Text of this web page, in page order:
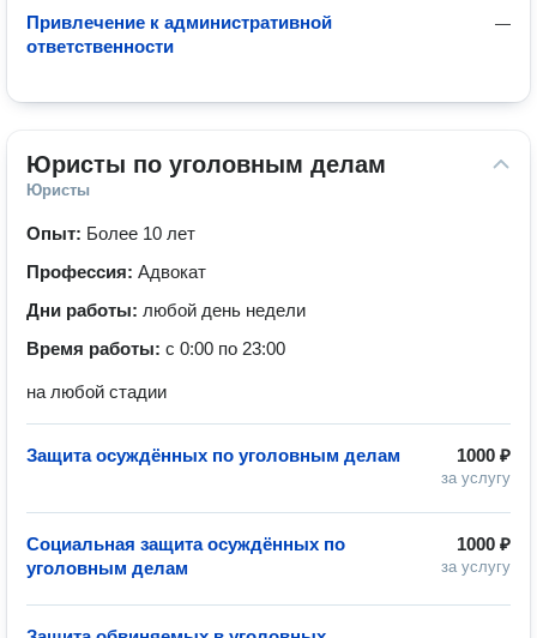
—
Привлечение к административной
ответственности
Юристы по уголовным делам
Юристы
Опыт: Более 10 лет
Профессия: Адвокат
Дни работы: любой день недели
Время работы: с 0:00 по 23:00
на любой стадии
1000 ₽
за услугу
Защита осуждённых по уголовным делам
1000 ₽
за услугу
Социальная защита осуждённых по
уголовным делам